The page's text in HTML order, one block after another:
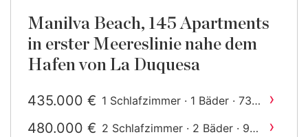
Manilva Beach, 145 Apartments
in erster Meereslinie nahe dem
Hafen von La Duquesa
435.000 € 1 Schlafzimmer · 1 Bäder · 73
›
480.000 € 2 Schlafzimmer · 2 Bäder · 97
›